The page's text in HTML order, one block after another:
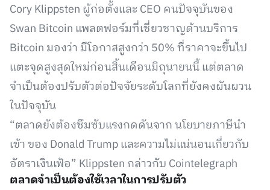
Cory Klippsten ผู้ก่อตั้งและ CEO คนปัจจุบันของ
Swan Bitcoin แพลตฟอร์มที่เชี่ยวชาญด้านบริการ
Bitcoin มองว่า มีโอกาสสูงกว่า 50% ที่ราคาจะขึ้นไป
แตะจุดสูงสุดใหม่ก่อนสิ้นเดือนมิถุนายนนี้ แต่ตลาด
จำเป็นต้องปรับตัวต่อปัจจัยระดับโลกที่ยังคงผันผวน
ในปัจจุบัน
“ตลาดยังต้องซึมซับแรงกดดันจาก นโยบายภาษีนำ
เข้า ของ Donald Trump และความไม่แน่นอนเกี่ยวกับ
อัตราเงินเฟ้อ” Klippsten กล่าวกับ Cointelegraph
ตลาดจำเป็นต้องใช้เวลาในการปรับตัว